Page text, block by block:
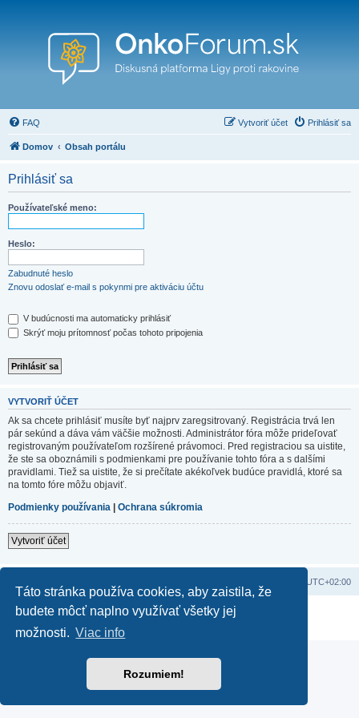
Táto stránka používa cookies, aby zaistila, že
budete môcť naplno využívať všetky jej
možnosti. Viac info
Rozumiem!
FAQ Prihlásiť sa
Vytvoriť účet
Domov Obsah portálu
Prihlásiť sa
Používateľské meno:
Heslo:
Zabudnuté heslo
Znovu odoslať e-mail s pokynmi pre aktiváciu účtu
V budúcnosti ma automaticky prihlásiť
Skrýť moju prítomnosť počas tohoto pripojenia
VYTVORIŤ ÚČET
Ak sa chcete prihlásiť musíte byť najprv zaregsitrovaný. Registrácia trvá len
pár sekúnd a dáva vám väčšie možnosti. Administrátor fóra môže prideľovať
registrovaným používateľom rozšírené právomoci. Pred registraciou sa uistite,
že ste sa oboznámili s podmienkami pre používanie tohto fóra a s dalšími
pravidlami. Tiež sa uistite, že si prečítate akékoľvek budúce pravidlá, ktoré sa
na tomto fóre môžu objaviť.
Podmienky používania | Ochrana súkromia
Vytvoriť účet
UTC+02:00
Založené naphpBB® Forum Software © phpBB Limited